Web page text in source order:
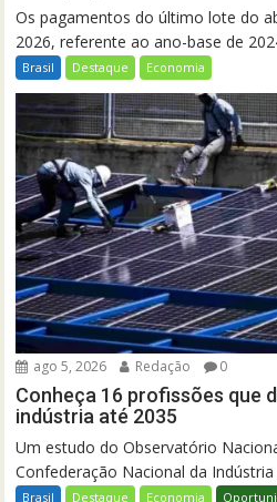
Os pagamentos do último lote do
2026, referente ao ano-base de
Brasil Destaque Economia
ago 5, 2026 Redação 0
Conheça 16 profissões que
indústria até 2035
Um estudo do Observatório
Confederação Nacional da
Brasil Destaque Economia